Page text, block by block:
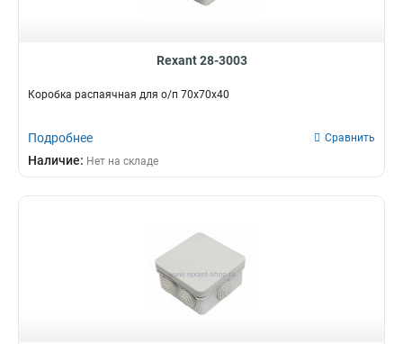
Rexant 28-3003
Коробка распаячная для о/п 70х70х40
Подробнее Сравнить
Наличие: Нет на складе